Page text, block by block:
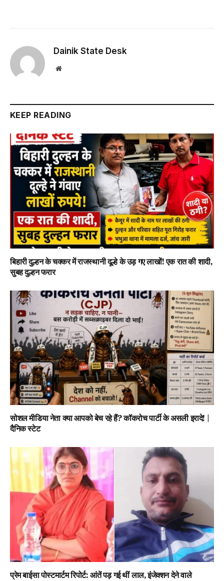
Dainik State Desk
Website
KEEP READING
बिहारी दुल्हन के चक्कर में राजस्थानी दूल्हे के उड़ गए लाखों! एक रात की शादी,
सुबह दुल्हन फरार
सोशल मीडिया नेता क्या आपको बेच रहे हैं? कॉकरोच पार्टी के असली इरादे! |
दैनिक स्टेट
प्रेम बाईसा पोस्टमार्टम रिपोर्ट: आंतें पड़ गई थीं लाल, इंजेक्शन देने वाले